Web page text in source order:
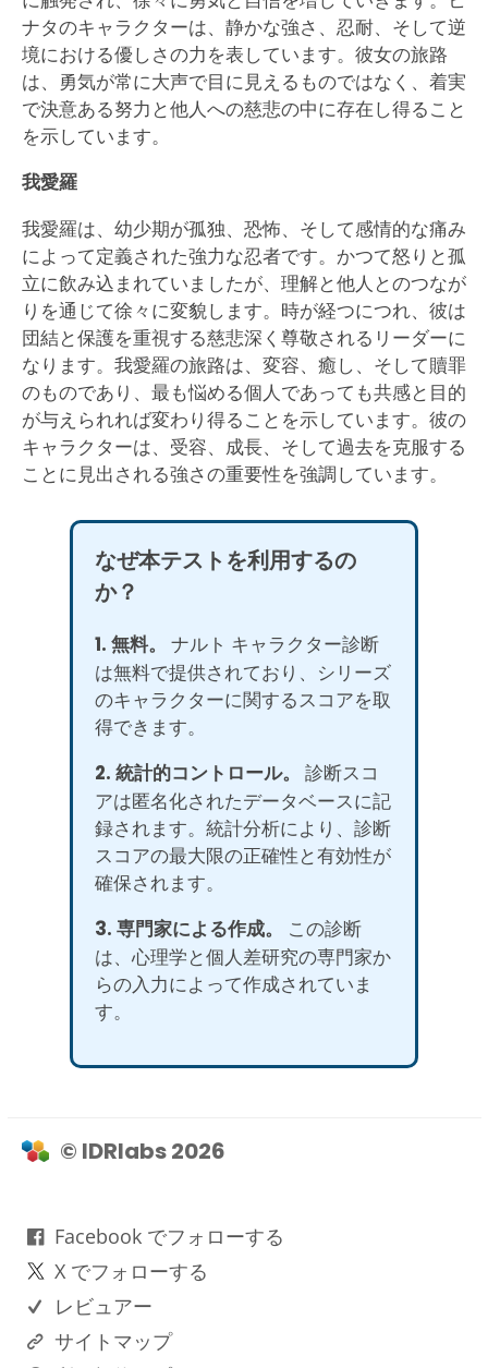
ナタのキャラクターは、静かな強さ、忍耐、そして逆
境における優しさの力を表しています。彼女の旅路
は、勇気が常に大声で目に見えるものではなく、着実
で決意ある努力と他人への慈悲の中に存在し得ること
を示しています。
我愛羅
我愛羅は、幼少期が孤独、恐怖、そして感情的な痛み
によって定義された強力な忍者です。かつて怒りと孤
立に飲み込まれていましたが、理解と他人とのつなが
りを通じて徐々に変貌します。時が経つにつれ、彼は
団結と保護を重視する慈悲深く尊敬されるリーダーに
なります。我愛羅の旅路は、変容、癒し、そして贖罪
のものであり、最も悩める個人であっても共感と目的
が与えられれば変わり得ることを示しています。彼の
キャラクターは、受容、成長、そして過去を克服する
ことに見出される強さの重要性を強調しています。
なぜ本テストを利用するの
か？
1. 無料。
ナルト キャラクター診断
は無料で提供されており、シリーズ
のキャラクターに関するスコアを取
得できます。
2. 統計的コントロール。
診断スコ
アは匿名化されたデータベースに記
録されます。統計分析により、診断
スコアの最大限の正確性と有効性が
確保されます。
3. 専門家による作成。
この診断
は、心理学と個人差研究の専門家か
らの入力によって作成されていま
す。
© IDRlabs 2026
Facebook でフォローする
X でフォローする
レビュアー
サイトマップ